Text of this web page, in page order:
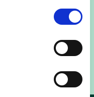
kijker zetten, maar